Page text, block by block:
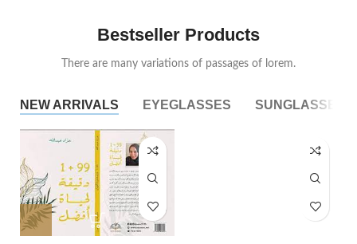
Bestseller Products
There are many variations of passages of lorem.
NEW ARRIVALS EYEGLASSES SUNGLASSES